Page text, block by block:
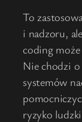
To
i nadzoru,
coding
Nie chodzi
systemów
ryzyko